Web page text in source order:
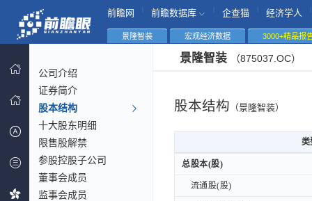
前瞻网 前瞻数据库 企查猫 经济学人
景隆智装 宏观经济数据 3000+精品报
公司介绍
证券简介
股本结构
十大股东明细
限售股解禁
参股控股子公司
董事会成员
监事会成员
景隆智装 （875037.OC）
股本结构 （景隆智装）
类
总股本(股)
流通股(股)
类
总股本(股)
流通股(股)